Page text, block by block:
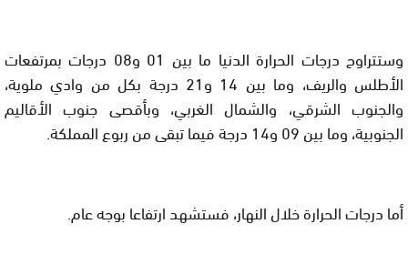
وستتراوح درجات الحرارة الدنيا ما بين 01 و08 درجات بمرتفعات
الأطلس والريف، وما بين 14 و21 درجة بكل من وادي ملوية،
والجنوب الشرقي، والشمال الغربي، وبأقصى جنوب الأقاليم
الجنوبية، وما بين 09 و14 درجة فيما تبقى من ربوع المملكة.
أما درجات الحرارة خلال النهار، فستشهد ارتفاعا بوجه عام.